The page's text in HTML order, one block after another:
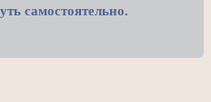
самостоятельно.